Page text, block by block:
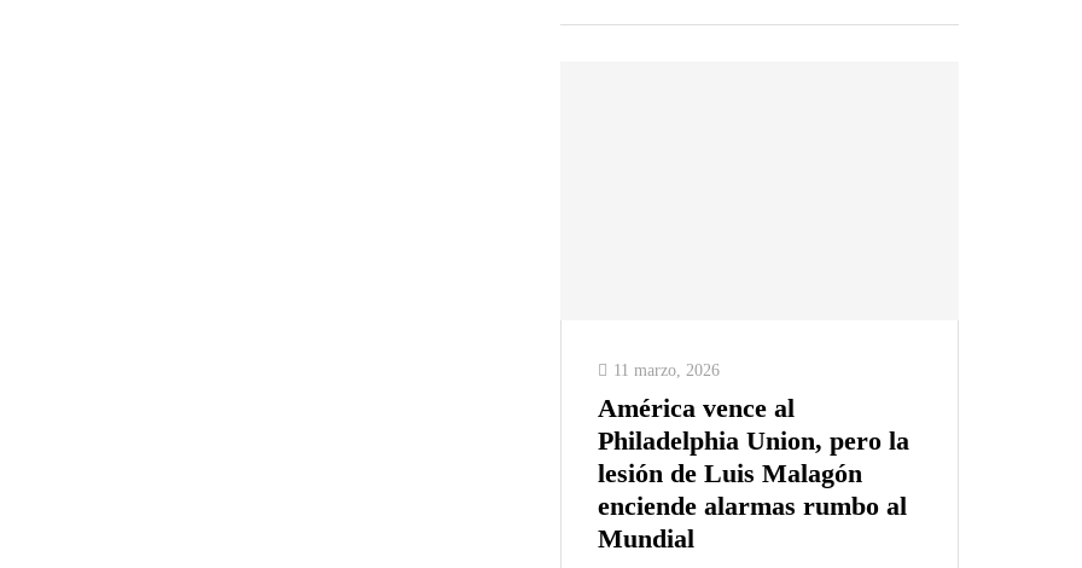
11 marzo, 2026
América vence al
Philadelphia Union, pero la
lesión de Luis Malagón
enciende alarmas rumbo al
Mundial